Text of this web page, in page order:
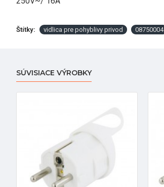
Štítky: vidlica pre pohyblivy privod 08750004
SÚVISIACE VÝROBKY